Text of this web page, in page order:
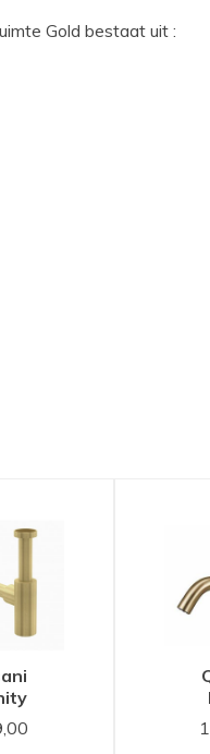
Gold bestaat uit :